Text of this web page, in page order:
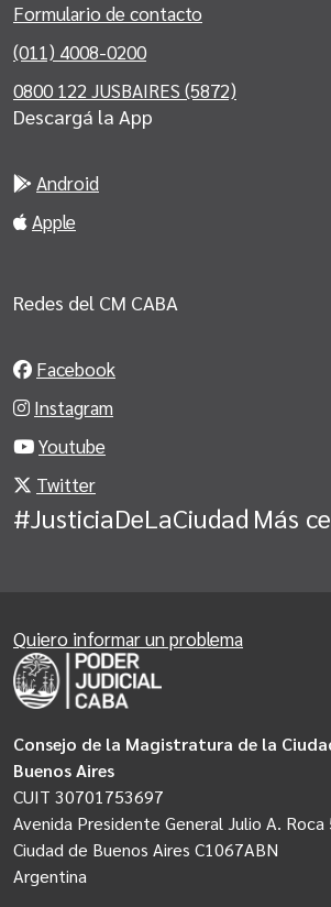
Formulario de contacto
(011) 4008-0200
0800 122 JUSBAIRES (5872)
Descargá la App
Android
Apple
Redes del CM CABA
Facebook
Instagram
Youtube
Twitter
#JusticiaDeLaCiudad Más
Consejo de la Magistratura de la
Buenos Aires
CUIT 30701753697
Avenida Presidente General Julio A. Roca
Ciudad de Buenos Aires C1067ABN
Argentina
Quiero informar un problema